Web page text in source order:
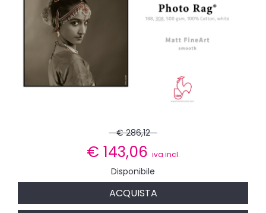
€ 286,12
€ 143,06 iva incl.
Disponibile
ACQUISTA